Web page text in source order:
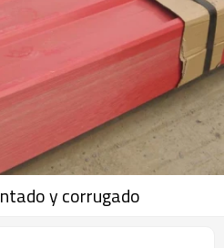
y corrugado